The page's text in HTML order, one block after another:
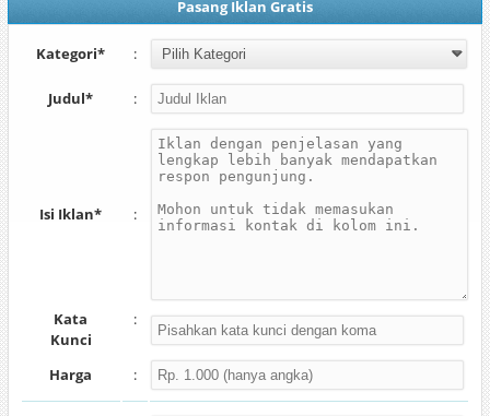
Pasang Iklan Gratis
Kategori* :
Judul* :
Isi Iklan* :
Kata
Kunci
:
Harga :